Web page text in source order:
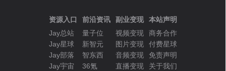
资源入口
Jay总站
Jay星球
Jay部落
Jay宇宙
前沿资讯
量子位
新智元
智东西
36氪
副业变现
视频变现
图片变现
音频变现
直播变现
本站声明
商务合作
付费星球
免责声明
关于我们